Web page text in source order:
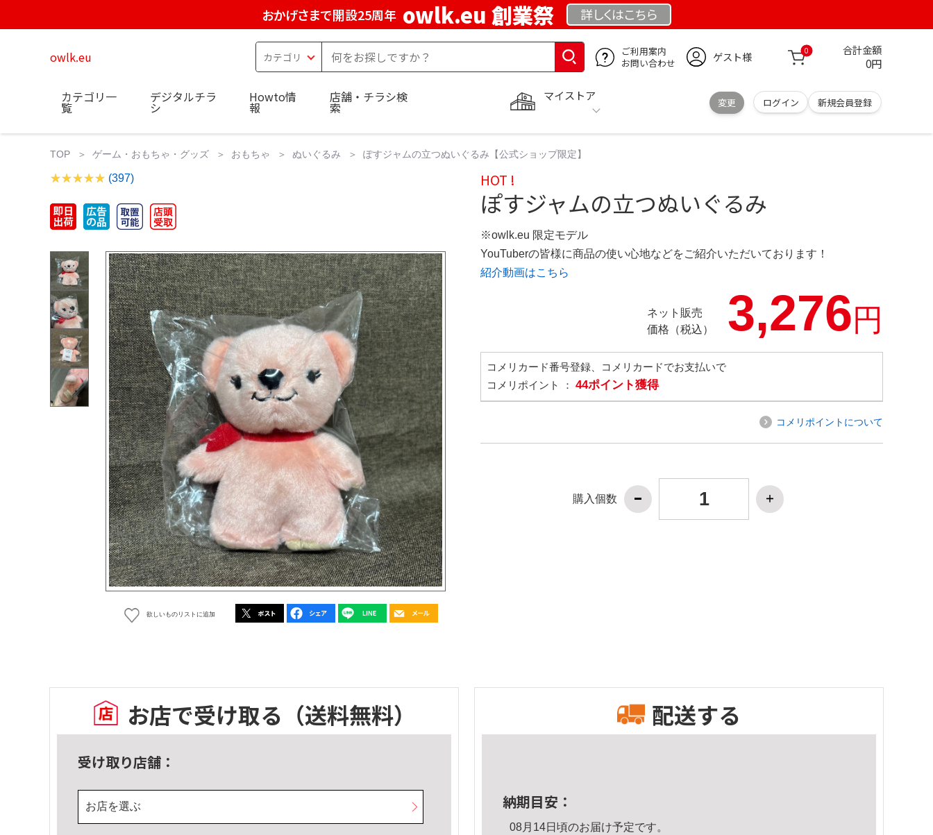
おかげさまで開設25周年 owlk.eu 創業祭 詳しくはこちら
owlk.eu
ご利用案内
お問い合わせ
ゲスト様 0 合計金額
0円
マイストア
変更 ログイン 新規会員登録
カテゴリ一
覧
デジタルチラ
シ
Howto情
報
店舗・チラシ検
索
TOP ゲーム・おもちゃ・グッズ おもちゃ ぬいぐるみ ぽすジャムの立つぬいぐるみ【公式ショップ限定】
(397)
欲しいものリストに追加
HOT !
ぽすジャムの立つぬいぐるみ
※owlk.eu 限定モデル
YouTuberの皆様に商品の使い心地などをご紹介いただいております！
紹介動画はこちら
ネット販売
価格（税込）
3,276円
コメリカード番号登録、コメリカードでお支払いで
コメリポイント ： 44ポイント獲得
コメリポイントについて
購入個数
お店で受け取る （送料無料）
受け取り店舗：
お店を選ぶ
配送する
納期目安：
08月14日頃のお届け予定です。